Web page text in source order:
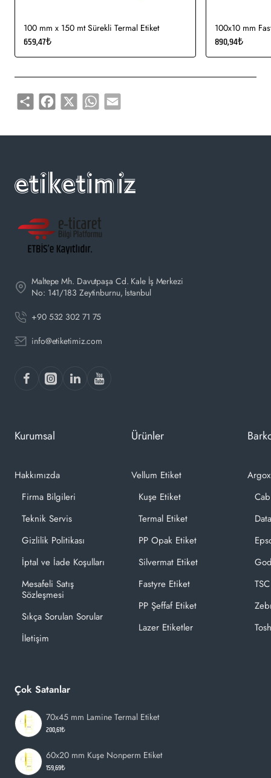
100 mm x 150 mt Sürekli Termal Etiket
659,47₺
100x10 mm
890,94₺
Share Facebook
X WhatsApp
Email
Maltepe Mh. Davutpaşa Cd. Kale İş Merkezi
No: 141/183 Zeytinburnu, İstanbul
+90 532 302 71 75
info@etiketimiz.com
Kurumsal
Hakkımızda
Firma Bilgileri
Teknik Servis
Gizlilik Politikası
İptal ve İade Koşulları
Mesafeli Satış
Sözleşmesi
Sıkça Sorulan Sorular
İletişim
Ürünler
Vellum Etiket
Kuşe Etiket
Termal Etiket
PP Opak Etiket
Silvermat Etiket
Fastyre Etiket
PP Şeffaf Etiket
Lazer Etiketler
Çok Satanlar
70x45 mm Lamine Termal Etiket
200,61₺
60x20 mm Kuşe Nonperm Etiket
159,69₺